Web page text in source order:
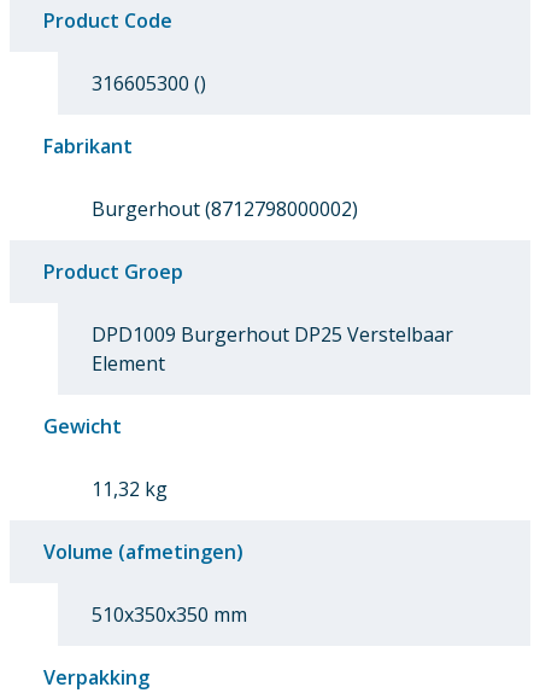
Product Code
316605300 ()
Fabrikant
Burgerhout (8712798000002)
Product Groep
DPD1009 Burgerhout DP25 Verstelbaar
Element
Gewicht
11,32 kg
Volume (afmetingen)
510x350x350 mm
Verpakking